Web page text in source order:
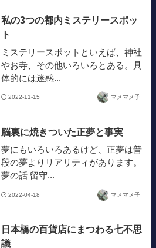
私の3つの都内ミステリースポッ
ト
ミステリースポットといえば、神社
やお寺、その他いろいろとある。具
体的には迷惑...
2022-11-15 マメマメ子
脳裏に焼きついた正夢と事実
夢にもいろいろあるけど、正夢は普
段の夢よりリアリティがあります。
夢の話 留守...
2022-04-18 マメマメ子
日本橋の百貨店にまつわる七不思
議